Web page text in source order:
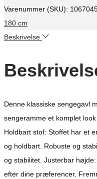
Varenummer (SKU):
180 cm
Beskrivelse
Denne klassiske sengegavl
sengeramme et komplet
Holdbart stof: Stoffet har et
og holdbart. Robuste og
og stabilitet. Justerbar
efter dine præferencer.